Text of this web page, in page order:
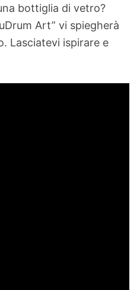
bottiglia di vetro?
Art” vi spiegherà
Lasciatevi ispirare e